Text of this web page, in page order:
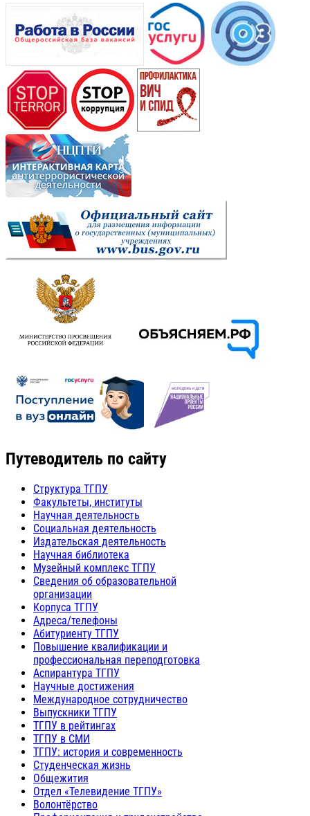
Путеводитель по сайту
Структура ТГПУ
Факультеты, институты
Научная деятельность
Социальная деятельность
Издательская деятельность
Научная библиотека
Музейный комплекс ТГПУ
Сведения об образовательной
организации
Корпуса ТГПУ
Адреса/телефоны
Абитуриенту ТГПУ
Повышение квалификации и
профессиональная переподготовка
Аспирантура ТГПУ
Научные достижения
Международное сотрудничество
Выпускники ТГПУ
ТГПУ в рейтингах
ТГПУ в СМИ
ТГПУ: история и современность
Студенческая жизнь
Общежития
Отдел «Телевидение ТГПУ»
Волонтёрство